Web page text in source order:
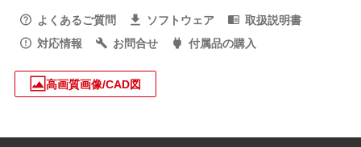
よくあるご質問
ソフトウェア
取扱説明書
対応情報
お問合せ 付属品の購入
高画質画像/CAD図